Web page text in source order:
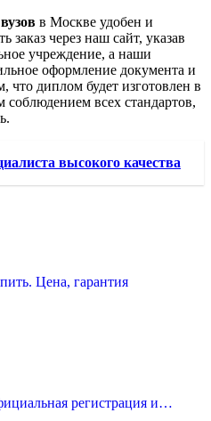
в Москве удобен и
через наш сайт, указав
учреждение, а наши
оформление документа и
что диплом будет изготовлен в
всех стандартов,
высокого качества
Цена, гарантия
регистрация и…